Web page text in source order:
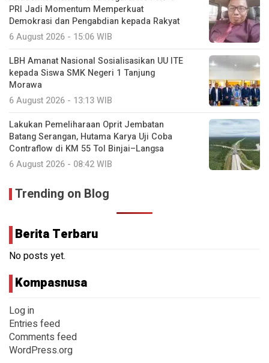
PRI Jadi Momentum Memperkuat
Demokrasi dan Pengabdian kepada Rakyat
6 August 2026 - 15:06 WIB
LBH Amanat Nasional Sosialisasikan UU ITE
kepada Siswa SMK Negeri 1 Tanjung
Morawa
6 August 2026 - 13:13 WIB
Lakukan Pemeliharaan Oprit Jembatan
Batang Serangan, Hutama Karya Uji Coba
Contraflow di KM 55 Tol Binjai–Langsa
6 August 2026 - 08:42 WIB
Trending on Blog
Berita Terbaru
No posts yet.
Kompasnusa
Log in
Entries feed
Comments feed
WordPress.org